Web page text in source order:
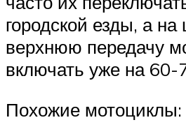
городской езды, а
верхнюю передачу
включать уже на 60-
Похожие мотоциклы: